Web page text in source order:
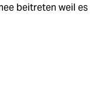
beitreten weil es